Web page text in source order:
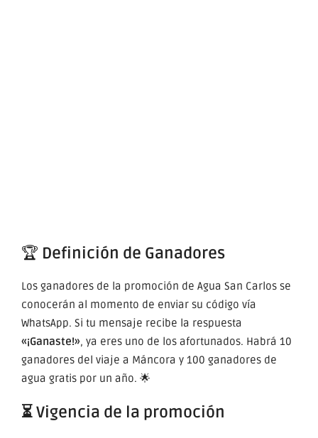
🏆 Definición de Ganadores
Los ganadores de la promoción de Agua San Carlos se
conocerán al momento de enviar su código vía
WhatsApp. Si tu mensaje recibe la respuesta
«¡Ganaste!», ya eres uno de los afortunados. Habrá 10
ganadores del viaje a Máncora y 100 ganadores de
agua gratis por un año. 🌟
⏳ Vigencia de la promoción